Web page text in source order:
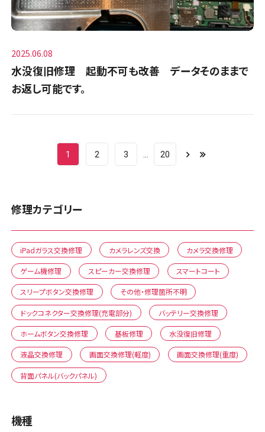
2025.06.08
水没復旧修理 起動不可も改善 データそのままで
お返し可能です。
1 2 3 20
修理カテゴリー
iPadガラス交換修理 カメラレンズ交換 カメラ交換修理
ゲーム機修理 スピーカー交換修理 スマートコート
スリープボタン交換修理 その他・修理箇所不明
ドックコネクター交換修理(充電部分) バッテリー交換修理
ホームボタン交換修理 基板修理 水没復旧修理
液晶交換修理 画面交換修理(軽度) 画面交換修理(重度)
背面パネル(バックパネル)
機種